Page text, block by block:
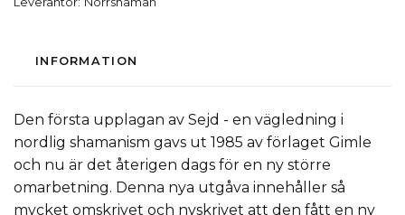
INFORMATION
Den första upplagan av Sejd - en vägledning i
nordlig shamanism gavs ut 1985 av förlaget Gimle
och nu är det återigen dags för en ny större
omarbetning. Denna nya utgåva innehåller så
mycket omskrivet och nyskrivet att den fått en ny